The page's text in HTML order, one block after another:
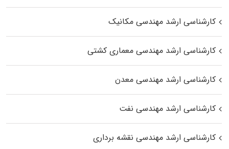
کارشناسی ارشد مهندسی مکانیک
کارشناسی ارشد مهندسی معماری کشتی
کارشناسی ارشد مهندسی معدن
کارشناسی ارشد مهندسی نفت
کارشناسی ارشد مهندسی نقشه برداری